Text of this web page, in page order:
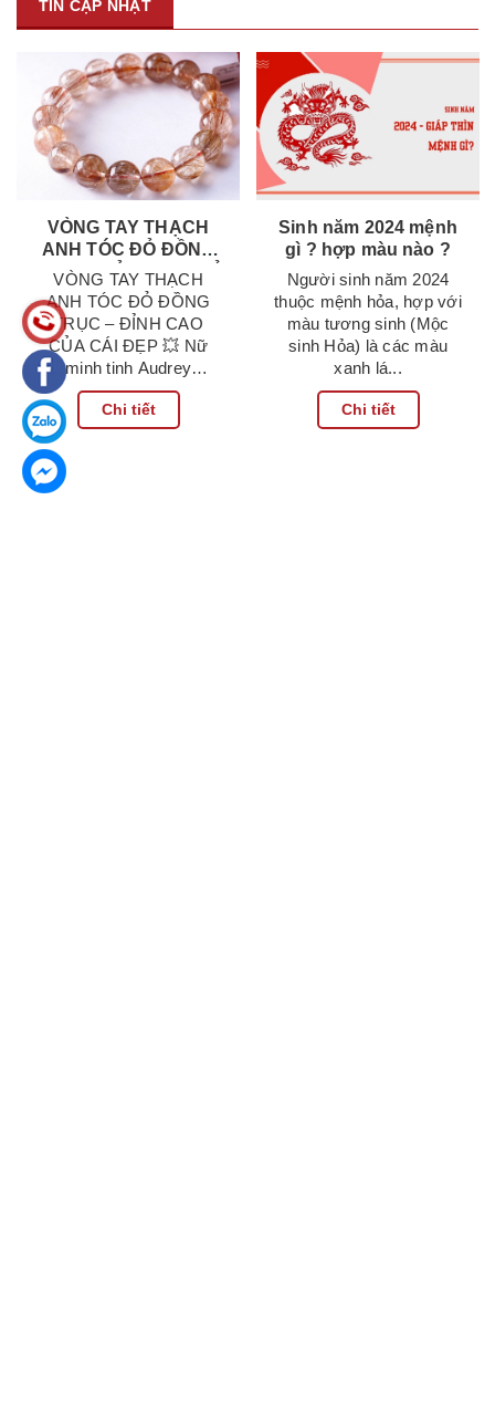
TIN CẬP NHẬT
VÒNG TAY THẠCH
ANH TÓC ĐỎ ĐỒNG
TRỤC – ĐỈNH CAO VẺ
ĐẸP CỦA NGƯỜI
PHỤ NỮ HIỆN ĐẠI
VÒNG TAY THẠCH
ANH TÓC ĐỎ ĐỒNG
TRỤC – ĐỈNH CAO
CỦA CÁI ĐẸP 💥 Nữ
minh tinh Audrey
Hepburn từng...
Chi tiết
Sinh năm 2024 mệnh
gì ? hợp màu nào ?
Người sinh năm 2024
thuộc mệnh hỏa, hợp với
màu tương sinh (Mộc
sinh Hỏa) là các màu
xanh lá...
Chi tiết